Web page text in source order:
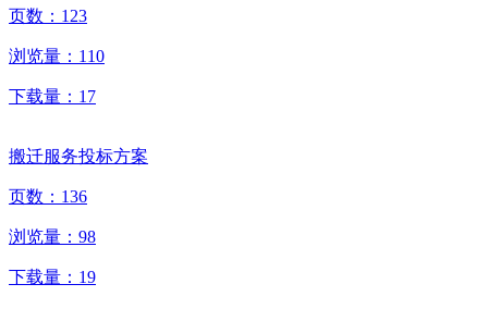
页数： 123
浏览量： 110
下载量： 17
搬迁服务投标方案
页数： 136
浏览量： 98
下载量： 19